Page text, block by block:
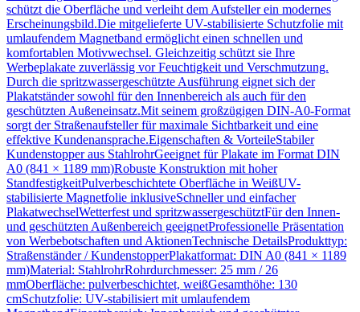
schützt die Oberfläche und verleiht dem Aufsteller ein modernes
Erscheinungsbild.Die mitgelieferte UV-stabilisierte Schutzfolie mit
umlaufendem Magnetband ermöglicht einen schnellen und
komfortablen Motivwechsel. Gleichzeitig schützt sie Ihre
Werbeplakate zuverlässig vor Feuchtigkeit und Verschmutzung.
Durch die spritzwassergeschützte Ausführung eignet sich der
Plakatständer sowohl für den Innenbereich als auch für den
geschützten Außeneinsatz.Mit seinem großzügigen DIN-A0-Format
sorgt der Straßenaufsteller für maximale Sichtbarkeit und eine
effektive Kundenansprache.Eigenschaften & VorteileStabiler
Kundenstopper aus StahlrohrGeeignet für Plakate im Format DIN
A0 (841 × 1189 mm)Robuste Konstruktion mit hoher
StandfestigkeitPulverbeschichtete Oberfläche in WeißUV-
stabilisierte Magnetfolie inklusiveSchneller und einfacher
PlakatwechselWetterfest und spritzwassergeschütztFür den Innen-
und geschützten Außenbereich geeignetProfessionelle Präsentation
von Werbebotschaften und AktionenTechnische DetailsProdukttyp:
Straßenständer / KundenstopperPlakatformat: DIN A0 (841 × 1189
mm)Material: StahlrohrRohrdurchmesser: 25 mm / 26
mmOberfläche: pulverbeschichtet, weißGesamthöhe: 130
cmSchutzfolie: UV-stabilisiert mit umlaufendem